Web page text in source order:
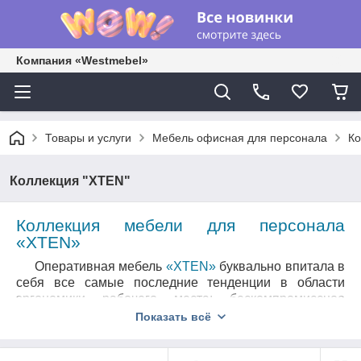
Компания «Westmebel»
Товары и услуги Мебель офисная для персонала
Коллекция "XTEN"
Коллекция мебели для персонала
«XTEN»
Оперативная мебель «XTEN» буквально впитала в
себя все самые последние тенденции в области
эргономики рабочего места: бескомпромиссное
сочетание солидности широких опор с легкостью
тканевые перегородки, дополнительные места для
Показать всё